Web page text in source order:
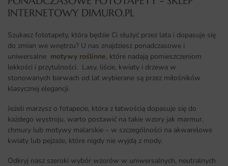
INTERNETOWY DIMURO.PL​
Szukasz fototapety, która będzie Ci służyć przez lata i dopasuje się
do zmian we wnętrzu? U nas znajdziesz ponadczasowe i
uniwersalne motywy roślinne, które nadają pomieszczeniom
lekkości i przytulności. Lasy, liście, kwiaty i drzewa w
stonowanych barwach od lat wybierane są przez miłośników
klasycznej elegancji.
Jeżeli marzysz o fotapecie, która z łatwością dopasuje się do
każdego wystroju, warto postawić na takie wzory jak marmur,
chmury lub motywy malarskie – w szczególności na akwarelowe
kwiaty lub pejzaże, które nigdy nie wyjdą z mody.
Odkryj nasz szeroki wybór wzorów w uniwersalnych, neutralnych